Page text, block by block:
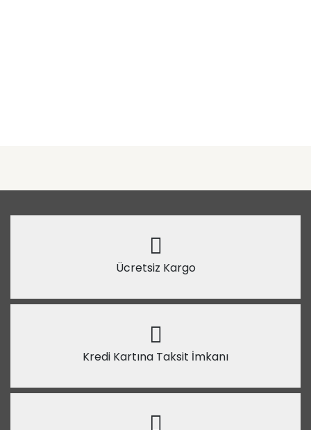
Ücretsiz Kargo
Kredi Kartına Taksit İmkanı